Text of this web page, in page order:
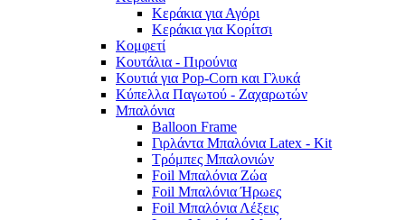
Κεράκια για Αγόρι
Κεράκια για Κορίτσι
Κομφετί
Κουτάλια - Πιρούνια
Κουτιά για Pop-Corn και Γλυκά
Κύπελλα Παγωτού - Ζαχαρωτών
Μπαλόνια
Balloon Frame
Γιρλάντα Μπαλόνια Latex - Kit
Τρόμπες Μπαλονιών
Foil Μπαλόνια Ζώα
Foil Μπαλόνια Ήρωες
Foil Μπαλόνια Λέξεις